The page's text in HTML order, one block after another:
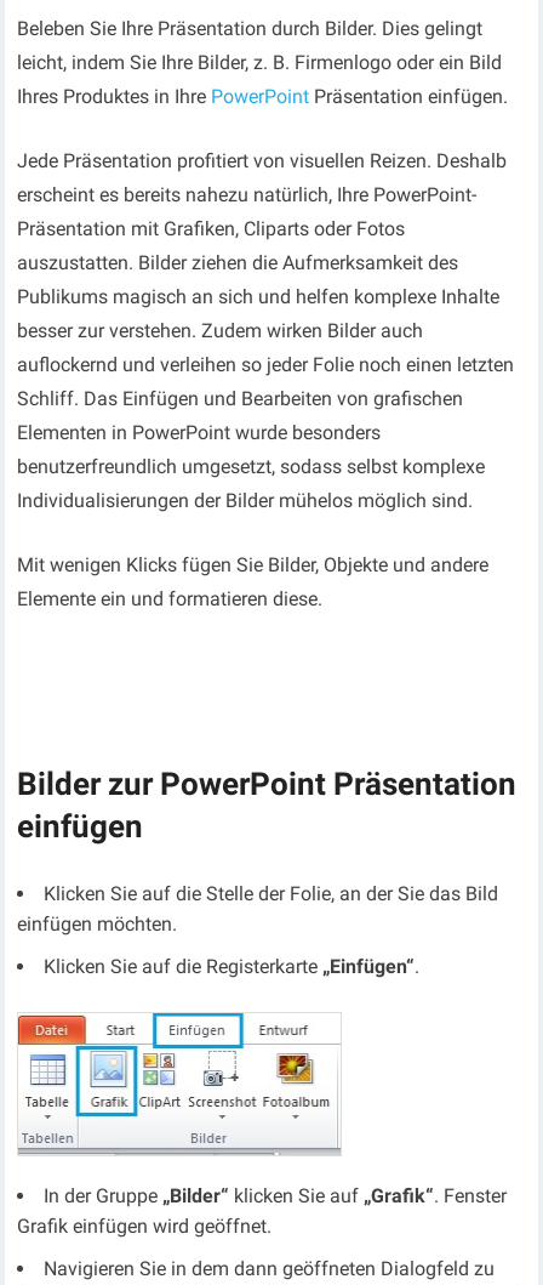
Beleben Sie Ihre Präsentation durch Bilder. Dies gelingt
leicht, indem Sie Ihre Bilder, z. B. Firmenlogo oder ein Bild
Ihres Produktes in Ihre PowerPoint Präsentation einfügen.
Jede Präsentation profitiert von visuellen Reizen. Deshalb
erscheint es bereits nahezu natürlich, Ihre PowerPoint-
Präsentation mit Grafiken, Cliparts oder Fotos
auszustatten. Bilder ziehen die Aufmerksamkeit des
Publikums magisch an sich und helfen komplexe Inhalte
besser zur verstehen. Zudem wirken Bilder auch
auflockernd und verleihen so jeder Folie noch einen letzten
Schliff. Das Einfügen und Bearbeiten von grafischen
Elementen in PowerPoint wurde besonders
benutzerfreundlich umgesetzt, sodass selbst komplexe
Individualisierungen der Bilder mühelos möglich sind.
Mit wenigen Klicks fügen Sie Bilder, Objekte und andere
Elemente ein und formatieren diese.
Bilder zur PowerPoint Präsentation
einfügen
Klicken Sie auf die Stelle der Folie, an der Sie das Bild
einfügen möchten.
Klicken Sie auf die Registerkarte „Einfügen“.
In der Gruppe „Bilder“ klicken Sie auf „Grafik“. Fenster
Grafik einfügen wird geöffnet.
Navigieren Sie in dem dann geöffneten Dialogfeld zu